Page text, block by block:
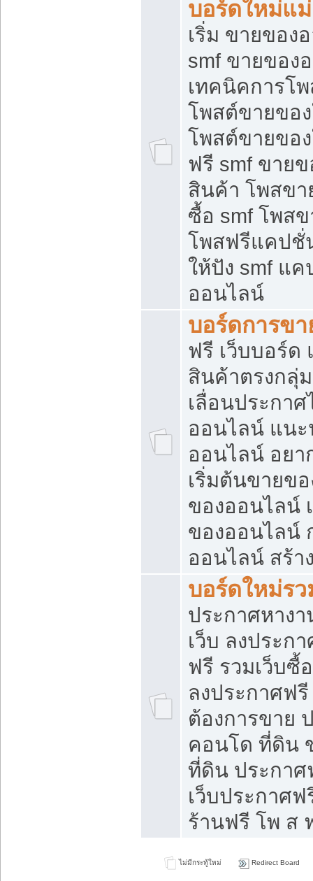
บอร์ดใหม่แ
เริ่ม ขายของ
smf ขายของ
เทคนิคการโ
โพสต์ขายขอ
โพสต์ขายขอ
ฟรี smf ขาย
สินค้า โพสขา
ซื้อ smf โพส
โพสฟรีแคปชั่
ให้ปัง smf แ
ออนไลน์
บอร์ดการข
ฟรี เว็บบอร์ด
สินค้าตรงกลุ่
เลื่อนประกา
ออนไลน์ แนะ
ออนไลน์ อย
เริ่มต้นขายข
ของออนไลน์
ของออนไลน์
ออนไลน์ สร้า
บอร์ดใหม่ร
ประกาศหาง
เว็บ ลงประก
ฟรี รวมเว็บซื้
ลงประกาศฟ
ต้องการขาย
คอนโด ที่ดิน
ที่ดิน ประกา
เว็บประกาศ
ร้านฟรี โพ ส
ไม่มีกระทู้ใหม่ Redirect Board